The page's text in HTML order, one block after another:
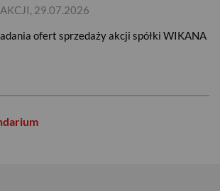
29.07.2026
ofert sprzedaży akcji spółki WIKANA